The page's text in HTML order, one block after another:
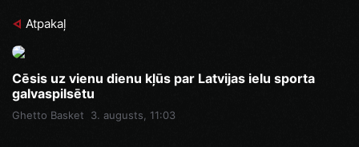
Atpakaļ
Cēsis uz vienu dienu kļūs par Latvijas ielu sporta
galvaspilsētu
Ghetto Basket 3. augusts, 11:03